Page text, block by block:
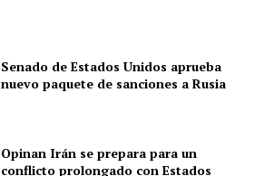
Senado de Estados Unidos aprueba
nuevo paquete de sanciones a Rusia
Opinan Irán se prepara para un
conflicto prolongado con Estados